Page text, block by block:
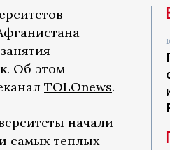
Об этом
TOLOnews.
начали
самых теплых